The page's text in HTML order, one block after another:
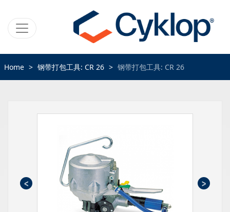
Home 钢带打包工具: CR 26 钢带打包工具: CR 26